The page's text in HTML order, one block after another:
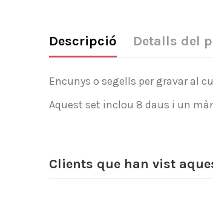
Descripció Detalls del
Encunys o segells per gravar al
Aquest set inclou 8 daus i un
Clients que han vist